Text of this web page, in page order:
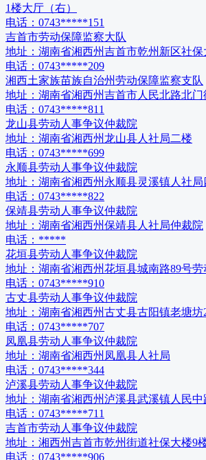
1楼大厅（右）
电话： 0743*****151
吉首市劳动保障监察大队
地址： 湖南省湘西州吉首市乾州新区社保
电话： 0743*****209
湘西土家族苗族自治州劳动保障监察支队
地址： 湖南省湘西州吉首市人民北路北门
电话： 0743*****811
龙山县劳动人事争议仲裁院
地址： 湖南省湘西州龙山县人社局二楼
电话： 0743*****699
永顺县劳动人事争议仲裁院
地址： 湖南省湘西州永顺县灵溪镇人社局
电话： 0743*****822
保靖县劳动人事争议仲裁院
地址： 湖南省湘西州保靖县人社局仲裁院
电话： *****
花垣县劳动人事争议仲裁院
地址： 湖南省湘西州花垣县城南路89号劳
电话： 0743*****910
古丈县劳动人事争议仲裁院
地址： 湖南省湘西州古丈县古阳镇老塘坊
电话： 0743*****707
凤凰县劳动人事争议仲裁院
地址： 湖南省湘西州凤凰县人社局
电话： 0743*****344
泸溪县劳动人事争议仲裁院
地址： 湖南省湘西州泸溪县武溪镇人民中
电话： 0743*****711
吉首市劳动人事争议仲裁院
地址： 湘西州吉首市乾州街道社保大楼9
电话： 0743*****906